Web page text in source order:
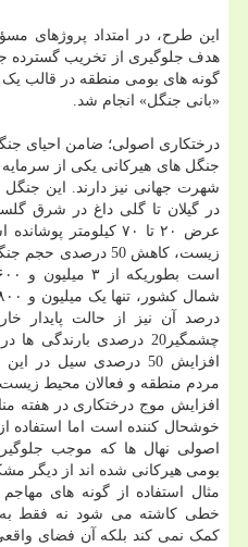
این طرح، در امتداد پروژهای
هدف جلوگیری از تخریب گسترده
گونه های بومی منطقه در قالب
«بانی جنگل» انجام شد.
درختکاری اصولی؛ ضامن احیای
جنگل های هیرکانی یکی از
شهرت جهانی نیز دارند. این جنگل
عرض ۲۰ تا ۷۰ کیلومتر
درصد آن نیز از حالت
افزایش 50 درصدی سیل
مردم منطقه و فعالان محیط
افزایش موج درختکاری در هفته
خوشحال کننده است اما استفاده
اصولی نهال ها که موجب
بومی هیرکانی شده اند از دیگر
مثال استفاده از گونه های
خطی کاشته می شود نه فقط به
کمک نمی کند بلکه آن فضای